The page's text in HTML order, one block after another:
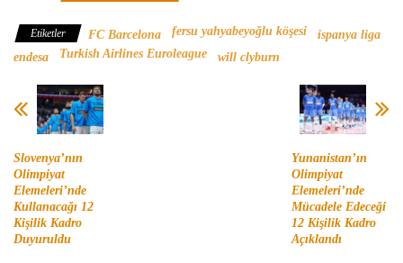
Etiketler FC Barcelona fersu yahyabeyoğlu köşesi
ispanya liga
endesa
Turkish Airlines Euroleague will clyburn
Slovenya’nın
Olimpiyat
Elemeleri’nde
Kullanacağı 12
Kişilik Kadro
Duyuruldu
Yunanistan’ın
Olimpiyat
Elemeleri’nde
Mücadele Edeceği
12 Kişilik Kadro
Açıklandı